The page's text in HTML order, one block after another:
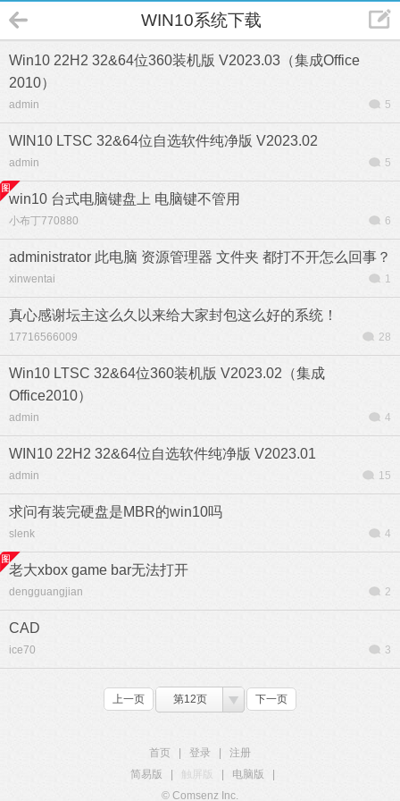
WIN10系统下载
Win10 22H2 32&64位360装机版 V2023.03（集成Office
2010）
admin 5
WIN10 LTSC 32&64位自选软件纯净版 V2023.02
admin 5
win10 台式电脑键盘上 电脑键不管用
小布丁770880 6
administrator 此电脑 资源管理器 文件夹 都打不开怎么回事？
xinwentai 1
真心感谢坛主这么久以来给大家封包这么好的系统！
17716566009 28
Win10 LTSC 32&64位360装机版 V2023.02（集成
Office2010）
admin 4
WIN10 22H2 32&64位自选软件纯净版 V2023.01
admin 15
求问有装完硬盘是MBR的win10吗
slenk 4
老大xbox game bar无法打开
dengguangjian 2
CAD
ice70 3
上一页 第12页 下一页
首页 登录
注册
简易版
触屏版 电脑版
© Comsenz Inc.